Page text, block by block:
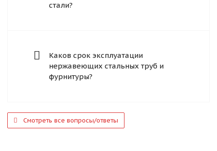
стали?
Каков срок эксплуатации
нержавеющих стальных труб и
фурнитуры?
Смотреть все вопросы/ответы